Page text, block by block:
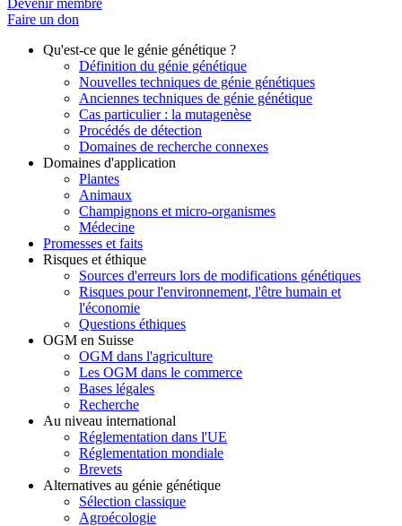
Faire un don
Qu'est-ce que le génie génétique ?
Définition du génie génétique
Nouvelles techniques de génie génétiques
Anciennes techniques de génie génétique
Cas particulier : la mutagenèse
Procédés de détection
Domaines de recherche connexes
Domaines d'application
Plantes
Animaux
Champignons et micro-organismes
Médecine
Promesses et faits
Risques et éthique
Sources d'erreurs lors de modifications génétiques
Risques pour l'environnement, l'être humain et
l'économie
Questions éthiques
OGM en Suisse
OGM dans l'agriculture
Les OGM dans le commerce
Bases légales
Recherche
Au niveau international
Réglementation dans l'UE
Réglementation mondiale
Brevets
Alternatives au génie génétique
Sélection classique
Agroécologie